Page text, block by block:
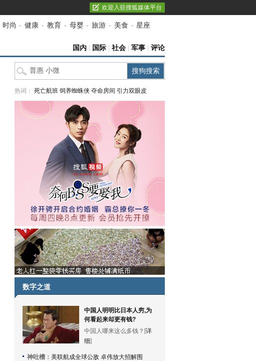
欢迎入驻搜狐媒体平台
时尚 - 健康 - 教育 - 母婴 - 旅游 - 美食 - 星座
国内 国际 社会 军事 评论
热词： 死亡航班 饲养蜘蛛侠 夺命房间 引力双眼皮
数字之道
中国人明明比日本人穷,为
何看起来却更有钱?
中国人哪来这么多钱？[详
细]
神吐槽： 美联航成全球公敌 卓伟放大招解围